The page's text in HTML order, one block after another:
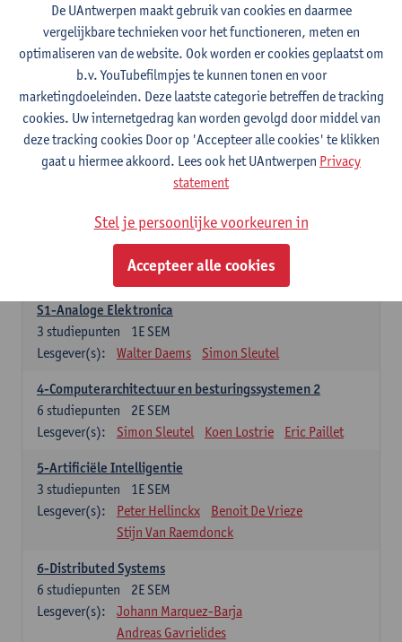
Lesgever(s):
Maarten Weyn
Rafael Berkvens
Rreze Halili
6-Digital Signal Processing
2E SEM
3studiepunten
Lesgever(s):
Walter Daems
Specifiek deel A - PBa Toegepaste Informatica
1-Basis digitale elektronica 1
studiepunten
Koen Lostrie
S1-Analoge Elektronica
1E SEM
3 studiepunten
Lesgever(s):
Walter Daems Simon Sleutel
4-Computerarchitectuur en besturingssystemen 2
2E SEM
6 studiepunten
Lesgever(s):
Simon Sleutel Koen Lostrie Eric Paillet
5-Artificiële Intelligentie
1E SEM
3 studiepunten
Lesgever(s):
Peter Hellinckx
Benoit De Vrieze
Stijn Van Raemdonck
6-Distributed Systems
2E SEM
6 studiepunten
Lesgever(s):
Johann Marquez-Barja
Andreas Gavrielides
De UAntwerpen maakt gebruik van cookies en daarmee
vergelijkbare technieken voor het functioneren, meten en
optimaliseren van de website. Ook worden er cookies geplaatst om
b.v. YouTubefilmpjes te kunnen tonen en voor
marketingdoeleinden. Deze laatste categorie betreffen de tracking
cookies. Uw internetgedrag kan worden gevolgd door middel van
deze tracking cookies Door op 'Accepteer alle cookies' te klikken
gaat u hiermee akkoord. Lees ook het UAntwerpen Privacy
statement
Stel je persoonlijke voorkeuren in
Accepteer alle cookies